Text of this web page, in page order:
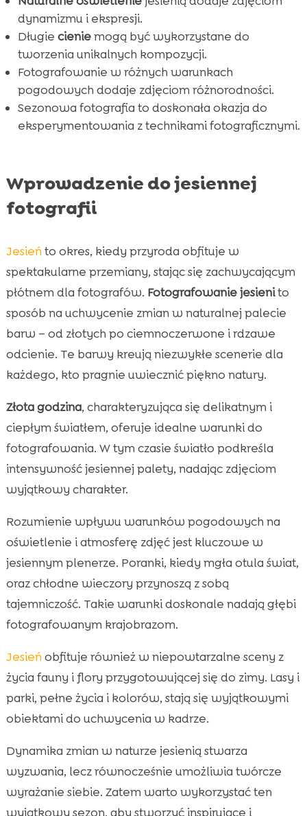
dynamizmu i ekspresji.
Długie cieniemogą być wykorzystane do
tworzenia unikalnych kompozycji.
Fotografowanie w różnych warunkach
pogodowych dodaje zdjęciom różnorodności.
Sezonowa fotografia to doskonała okazja do
eksperymentowania z technikami fotograficznymi.
Wprowadzenie do jesiennej
fotografii
Jesień to okres, kiedy przyroda obfituje w
spektakularne przemiany, stając się zachwycającym
płótnem dla fotografów. Fotografowanie jesienito
sposób na uchwycenie zmian w naturalnej palecie
barw – od złotych po ciemnoczerwone i rdzawe
odcienie. Te barwy kreują niezwykłe scenerie dla
każdego, kto pragnie uwiecznić piękno natury.
Złota godzina, charakteryzująca się delikatnym i
ciepłym światłem, oferuje idealne warunki do
fotografowania. W tym czasie światło podkreśla
intensywność jesiennej palety, nadając zdjęciom
wyjątkowy charakter.
Rozumienie wpływu warunków pogodowych na
oświetlenie i atmosferę zdjęć jest kluczowe w
jesiennym plenerze. Poranki, kiedy mgła otula świat,
oraz chłodne wieczory przynoszą z sobą
tajemniczość. Takie warunki doskonale nadają głębi
fotografowanym krajobrazom.
Jesień obfituje również w niepowtarzalne sceny z
życia fauny i flory przygotowującej się do zimy. Lasy i
parki, pełne życia i kolorów, stają się wyjątkowymi
obiektami do uchwycenia w kadrze.
Dynamika zmian w naturze jesienią stwarza
wyzwania, lecz równocześnie umożliwia twórcze
wyrażanie siebie. Zatem warto wykorzystać ten
wyjątkowy sezon, aby stworzyć inspirujące i